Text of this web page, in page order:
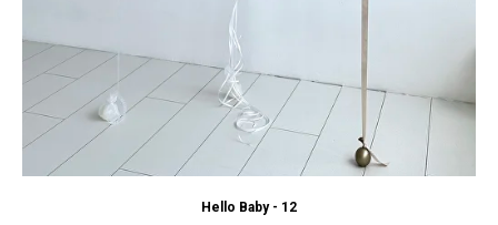
Hello Baby - 12